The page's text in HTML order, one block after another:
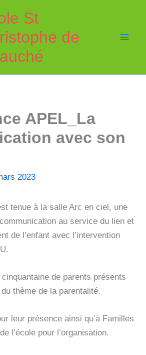
St
de
APEL_La
avec son
2023
tenue à la salle Arc en ciel, une
au service du lien et
de l’enfant avec l’intervention
cinquantaine de parents présents
thème de la parentalité.
leur présence ainsi qu’à Familles
l’école pour l’organisation.